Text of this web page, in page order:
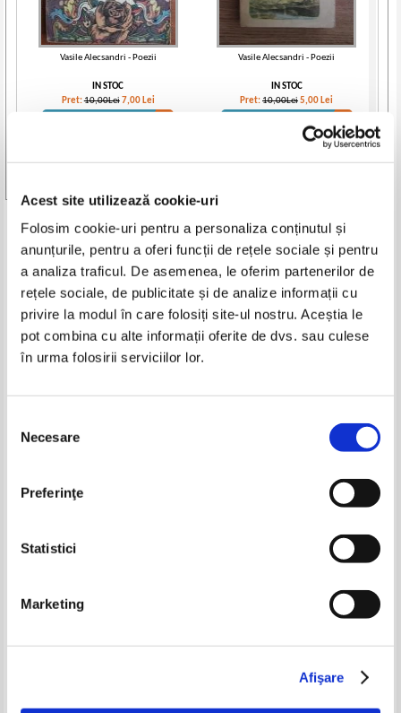
Acest site utilizează cookie-uri
Folosim cookie-uri pentru a personaliza conținutul și
anunțurile, pentru a oferi funcții de rețele sociale și pentru
a analiza traficul. De asemenea, le oferim partenerilor de
rețele sociale, de publicitate și de analize informații cu
privire la modul în care folosiți site-ul nostru. Aceștia le
pot combina cu alte informații oferite de dvs. sau culese
în urma folosirii serviciilor lor.
consimțământului
Necesare
Preferinţe
Statistici
Marketing
Afişare
Vasile Alecsandri - Poezii
IN STOC
Pret:10,00Lei 7,00 Lei
Vasile Alecsandri - Poezii
IN STOC
Pret:10,00Lei5,00 Lei
Vasile Alecsandri - Poezii alese
Pret:10,00Lei4,00Lei
-35%
Pret:10,00Lei6,50Lei
Produse din aceeasi categorie
-30%
Pret:15,00Lei